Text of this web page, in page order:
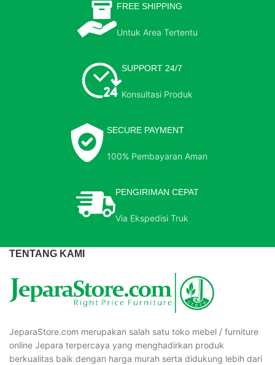
FREE SHIPPING
Untuk Area Tertentu
SUPPORT 24/7
Konsultasi Produk
SECURE PAYMENT
100% Pembayaran Aman
PENGIRIMAN CEPAT
Via Ekspedisi Truk
TENTANG KAMI
JeparaStore.com merupakan salah satu toko mebel / furniture
online Jepara terpercaya yang menghadirkan produk
berkualitas baik dengan harga murah serta didukung lebih dari